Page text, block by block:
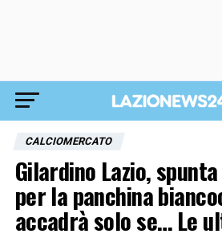
CALCIOMERCATO
Gilardino Lazio,
per la panchina
accadrà solo se… Le